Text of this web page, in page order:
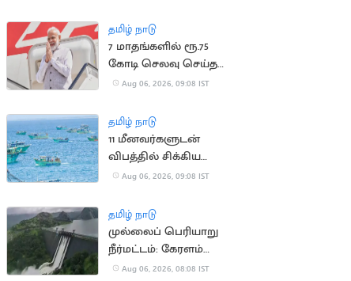
தமிழ் நாடு
7 மாதங்களில் ரூ.75
கோடி செலவு செய்த
பிரதமர் மோடி
Aug 06, 2026, 09:08 IST
தமிழ் நாடு
11 மீனவர்களுடன்
விபத்தில் சிக்கிய
இந்திய மீனவர்களின்
Aug 06, 2026, 09:08 IST
தமிழ் நாடு
முல்லைப் பெரியாறு
நீர்மட்டம்: கேரளம்
அமைச்சர் எச்சரிக்கை
Aug 06, 2026, 08:08 IST